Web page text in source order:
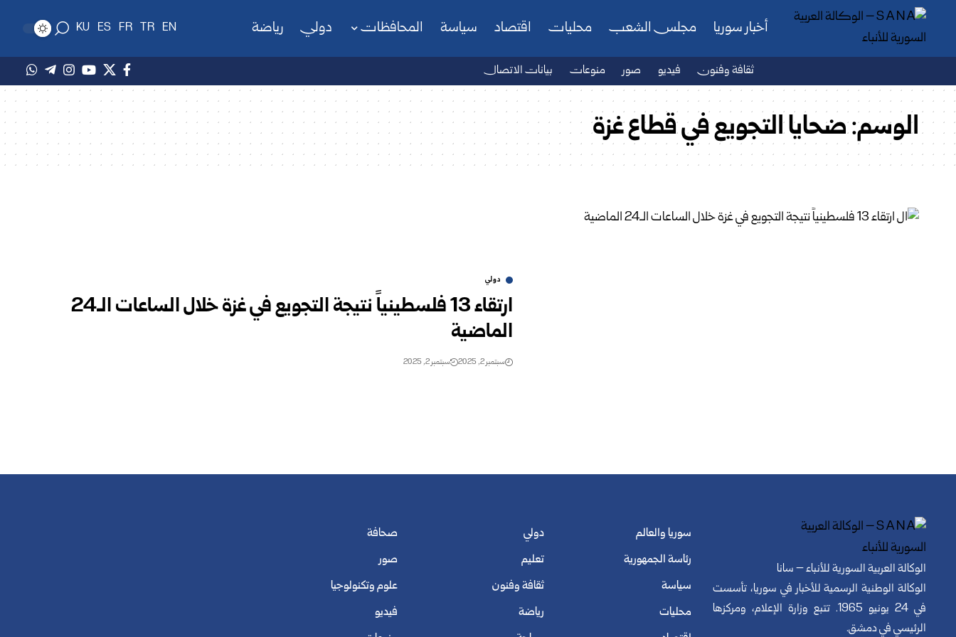
أخبار سوريا مجلس الشعب محليات اقتصاد سياسة المحافظات دولي رياضة EN
TR
FR
ES
KU
ثقافة وفنون فيديو صور منوعات بيانات الاتصال
الوسم:ضحايا التجويع في قطاع غزة
دولي
ارتقاء 13 فلسطينياً نتيجة التجويع في غزة خلال الساعات الـ24
الماضية
سبتمبر 2, 2025 سبتمبر 2, 2025
الوكالة العربية السورية للأنباء – سانا
الوكالة الوطنية الرسمية للأخبار في سوريا، تأسست
في 24 يونيو 1965. تتبع وزارة الإعلام، ومركزها
الرئيسي في دمشق.
سوريا والعالم
رئاسة الجمهورية
سياسة
محليات
دولي
تعليم
ثقافة وفنون
رياضة
صحافة
صور
علوم وتكنولوجيا
فيديو